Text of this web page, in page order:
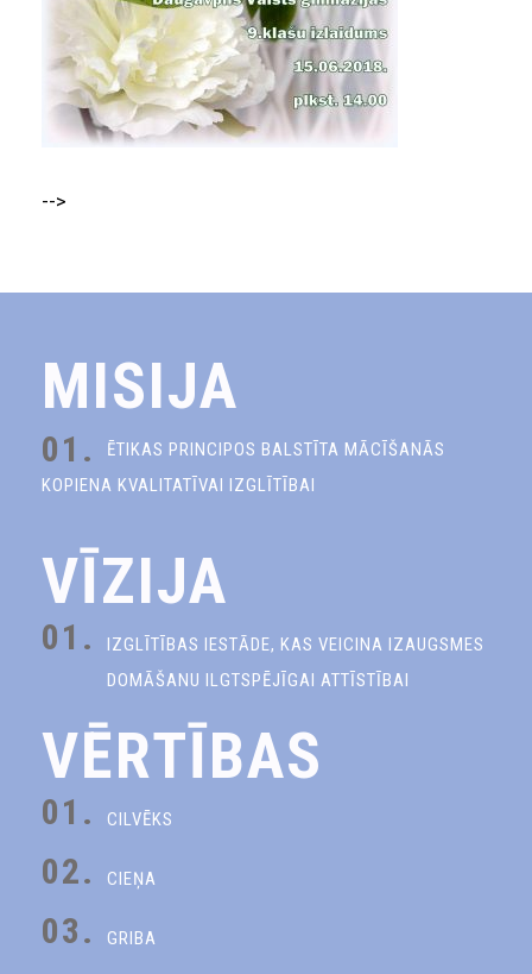
-->
MISIJA
01.
ĒTIKAS PRINCIPOS BALSTĪTA MĀCĪŠANĀS
KOPIENA KVALITATĪVAI IZGLĪTĪBAI
VĪZIJA
01.
IZGLĪTĪBAS IESTĀDE, KAS VEICINA IZAUGSMES
DOMĀŠANU ILGTSPĒJĪGAI ATTĪSTĪBAI
VĒRTĪBAS
01. CILVĒKS
02. CIEŅA
03. GRIBA